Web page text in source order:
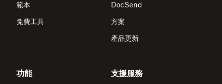
範本
免費工具
DocSend
方案
產品更新
功能 支援服務